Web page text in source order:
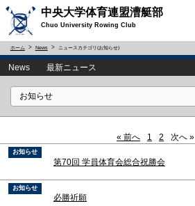
中央大学体育連盟漕艇部
Chuo University Rowing Club
ホーム News ニュースカテゴリ(お知らせ)
News 最新ニュース
« 前へ 1 2 次へ »
お知らせ
第70回 学員体育会総合祝勝会
お知らせ
必勝祈願